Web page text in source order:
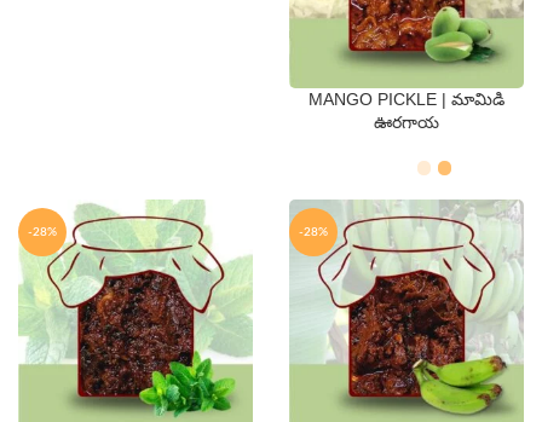
QTY
MANGO PICKLE | మామిడి
ఊరగాయ
-28% -28%